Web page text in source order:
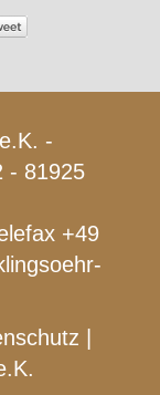
-
- 81925
+49